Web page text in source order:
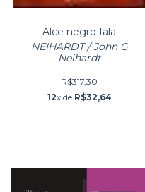
Alce negro fala
NEIHARDT / John G
Neihardt
R$317,30
12x de R$32,64